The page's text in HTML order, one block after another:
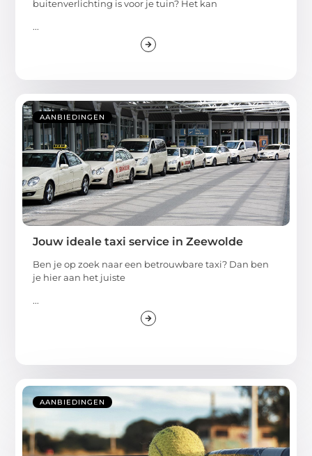
buitenverlichting is voor je tuin? Het kan
...
AANBIEDINGEN
Jouw ideale taxi service in Zeewolde
Ben je op zoek naar een betrouwbare taxi? Dan ben
je hier aan het juiste
...
AANBIEDINGEN